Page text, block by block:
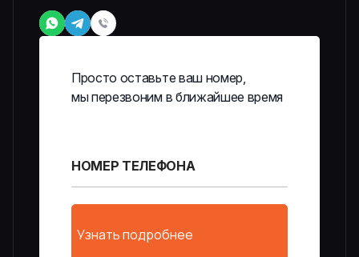
Просто оставьте ваш номер,
мы перезвоним в ближайшее время